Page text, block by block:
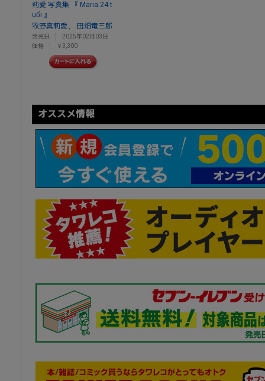
莉愛 写真集 『 Maria 24 t
uổi 』
牧野真莉愛、 田畑竜三郎
発売日
2025年02月03日
価格
￥3,300
オススメ情報